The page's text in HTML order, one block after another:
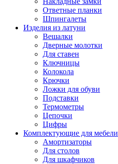
Ответные планки
Шпингалеты
Изделия из латуни
Вешалки
Дверные молотки
Для ставен
Ключницы
Колокола
Крючки
Ложки для обуви
Подставки
Термометры
Цепочки
Цифры
Комплектующие для мебели
Амортизаторы
Для столов
Для шкафчиков